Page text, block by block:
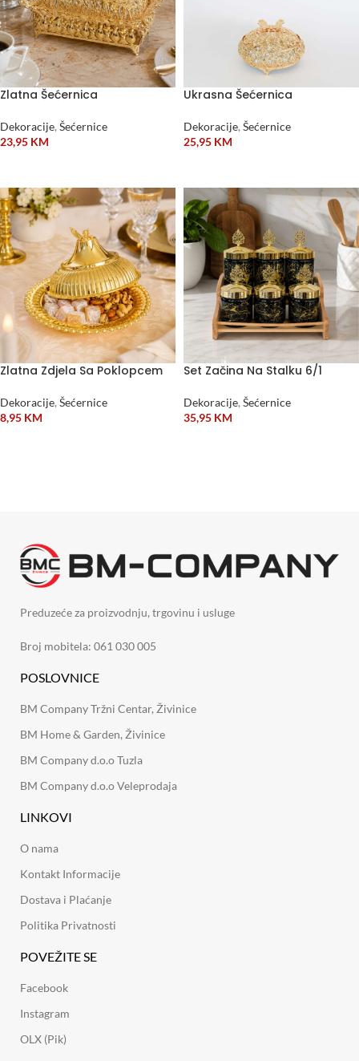
Zlatna Šećernica
Dekoracije, Šećernice
23,95 KM
Ukrasna Šećernica
Dekoracije, Šećernice
25,95 KM
Zlatna Zdjela Sa Poklopcem
Dekoracije, Šećernice
8,95 KM
Set Začina Na Stalku 6/1
Dekoracije, Šećernice
35,95 KM
Preduzeće za proizvodnju, trgovinu i usluge
Broj mobitela: 061 030 005
POSLOVNICE
BM Company Tržni Centar, Živinice
BM Home & Garden, Živinice
BM Company d.o.o Tuzla
BM Company d.o.o Veleprodaja
LINKOVI
O nama
Kontakt Informacije
Dostava i Plaćanje
Politika Privatnosti
POVEŽITE SE
Facebook
Instagram
OLX (Pik)